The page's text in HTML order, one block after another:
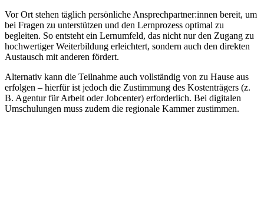
Vor Ort stehen täglich persönliche Ansprechpartner:innen bereit, um
bei Fragen zu unterstützen und den Lernprozess optimal zu
begleiten. So entsteht ein Lernumfeld, das nicht nur den Zugang zu
hochwertiger Weiterbildung erleichtert, sondern auch den direkten
Austausch mit anderen fördert.
Alternativ kann die Teilnahme auch vollständig von zu Hause aus
erfolgen – hierfür ist jedoch die Zustimmung des Kostenträgers (z.
B. Agentur für Arbeit oder Jobcenter) erforderlich. Bei digitalen
Umschulungen muss zudem die regionale Kammer zustimmen.